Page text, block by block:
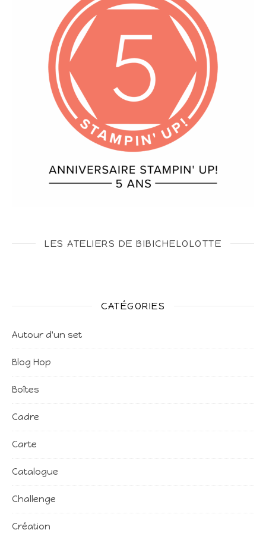
LES ATELIERS DE BIBICHELOLOTTE
CATÉGORIES
Autour d'un set
Blog Hop
Boîtes
Cadre
Carte
Catalogue
Challenge
Création